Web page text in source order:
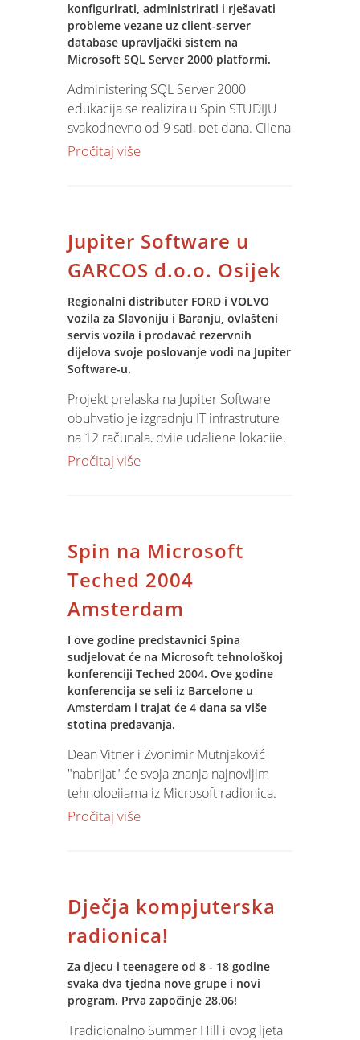
konfigurirati, administrirati i rješavati
probleme vezane uz client-server
database upravljački sistem na
Microsoft SQL Server 2000 platformi.
Administering SQL Server 2000
edukacija se realizira u Spin STUDIJU
svakodnevno od 9 sati, pet dana. Cijena
je 2500 kn ( pdv nije uključen ).
Pročitaj više
Jupiter Software u
GARCOS d.o.o. Osijek
Regionalni distributer FORD i VOLVO
vozila za Slavoniju i Baranju, ovlašteni
servis vozila i prodavač rezervnih
dijelova svoje poslovanje vodi na Jupiter
Software-u.
Projekt prelaska na Jupiter Software
obuhvatio je izgradnju IT infrastruture
na 12 računala, dvije udaljene lokacije,
prijenos postojećih podataka, obuku
Pročitaj više
Spin na Microsoft
Teched 2004
Amsterdam
I ove godine predstavnici Spina
sudjelovat će na Microsoft tehnološkoj
konferenciji Teched 2004. Ove godine
konferencija se seli iz Barcelone u
Amsterdam i trajat će 4 dana sa više
stotina predavanja.
Dean Vitner i Zvonimir Mutnjaković
"nabrijat" će svoja znanja najnovijim
tehnologijama iz Microsoft radionica.
najviše očekujemo od novog SQL-a, ali
Pročitaj više
Dječja kompjuterska
radionica!
Za djecu i teenagere od 8 - 18 godine
svaka dva tjedna nove grupe i novi
program. Prva započinje 28.06!
Tradicionalno Summer Hill i ovog ljeta